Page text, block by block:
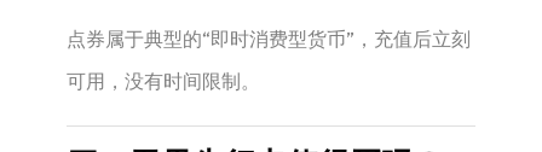
点券属于典型的“即时消费型货币”，充值后立刻
可用，没有时间限制。